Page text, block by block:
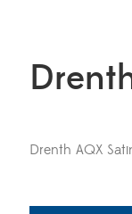
Drenth AQX